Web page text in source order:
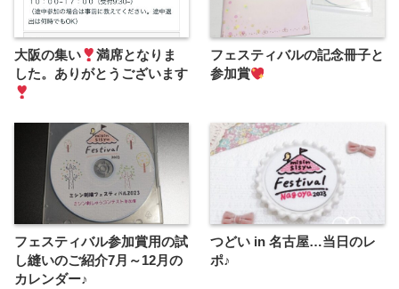
大阪の集い
満席となりま
した。ありがとうございます
フェスティバルの記念冊子と
参加賞
フェスティバル参加賞用の試
し縫いのご紹介7月～12月の
カレンダー♪
つどい in 名古屋…当日のレ
ポ♪